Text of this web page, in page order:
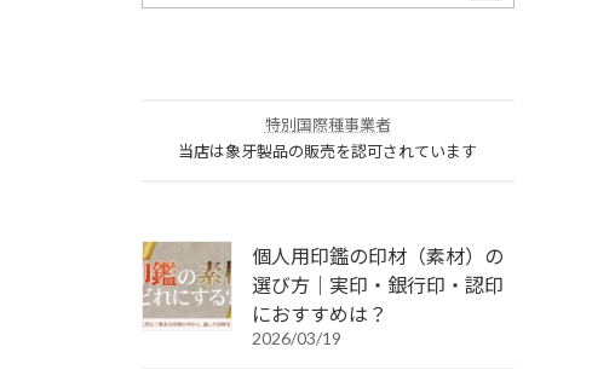
特別国際種事業者
当店は象牙製品の販売を認可されています
個人用印鑑の印材（素材）の
選び方｜実印・銀行印・認印
におすすめは？
2026/03/19